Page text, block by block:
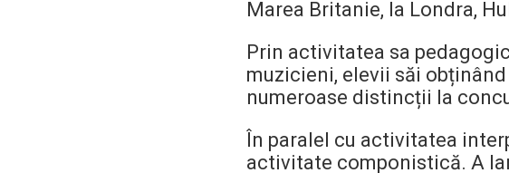
Marea Britanie, la Londra,
Prin activitatea sa
muzicieni, elevii săi
numeroase distincții la
În paralel cu activitatea
activitate componistică. A